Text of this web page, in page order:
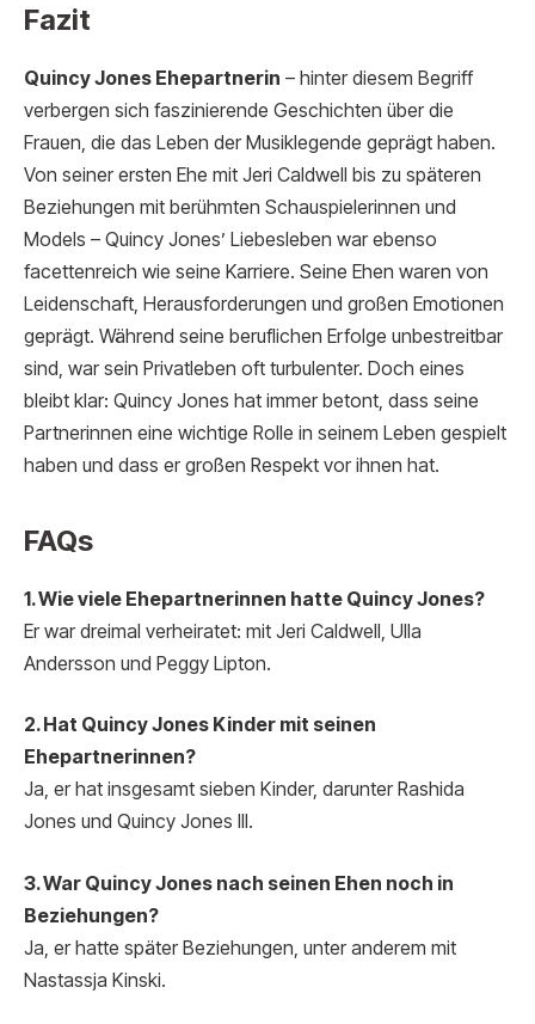
Fazit
Quincy Jones Ehepartnerin – hinter diesem Begriff
verbergen sich faszinierende Geschichten über die
Frauen, die das Leben der Musiklegende geprägt haben.
Von seiner ersten Ehe mit Jeri Caldwell bis zu späteren
Beziehungen mit berühmten Schauspielerinnen und
Models – Quincy Jones’ Liebesleben war ebenso
facettenreich wie seine Karriere. Seine Ehen waren von
Leidenschaft, Herausforderungen und großen Emotionen
geprägt. Während seine beruflichen Erfolge unbestreitbar
sind, war sein Privatleben oft turbulenter. Doch eines
bleibt klar: Quincy Jones hat immer betont, dass seine
Partnerinnen eine wichtige Rolle in seinem Leben gespielt
haben und dass er großen Respekt vor ihnen hat.
FAQs
1. Wie viele Ehepartnerinnen hatte Quincy Jones?
Er war dreimal verheiratet: mit Jeri Caldwell, Ulla
Andersson und Peggy Lipton.
2. Hat Quincy Jones Kinder mit seinen
Ehepartnerinnen?
Ja, er hat insgesamt sieben Kinder, darunter Rashida
Jones und Quincy Jones III.
3. War Quincy Jones nach seinen Ehen noch in
Beziehungen?
Ja, er hatte später Beziehungen, unter anderem mit
Nastassja Kinski.